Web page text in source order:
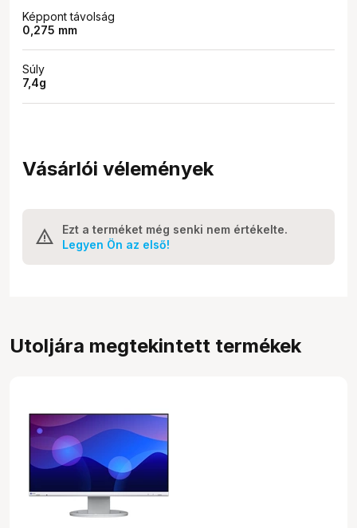
Képpont távolság
0,275 mm
Súly
7,4g
Vásárlói vélemények
Ezt a terméket még senki nem értékelte.
Legyen Ön az első!
Utoljára megtekintett termékek